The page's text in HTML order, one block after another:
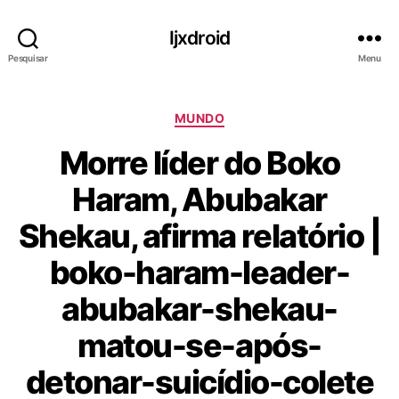
Pesquisar
Ijxdroid
Menu
C
t
e
g
o
r
a
MUNDO
Morre líder do Boko
Haram, Abubakar
Shekau, afirma relatório |
boko-haram-leader-
abubakar-shekau-
matou-se-após-
detonar-suicídio-colete